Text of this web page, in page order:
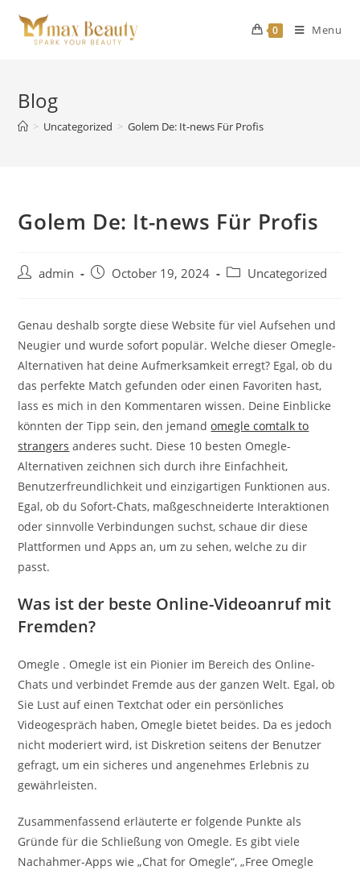
content
0 Menu
Blog
> Uncategorized > Golem De: It-news Für Profis
Golem De: It-news Für Profis
Postadmin
PostOctober 19, 2024
PostUncategorized
Genau deshalb sorgte diese Website für viel Aufsehen und
Neugier und wurde sofort populär. Welche dieser Omegle-
Alternativen hat deine Aufmerksamkeit erregt? Egal, ob du
das perfekte Match gefunden oder einen Favoriten hast,
lass es mich in den Kommentaren wissen. Deine Einblicke
könnten der Tipp sein, den jemandomegle comtalk to
strangers anderes sucht. Diese 10 besten Omegle-
Alternativen zeichnen sich durch ihre Einfachheit,
Benutzerfreundlichkeit und einzigartigen Funktionen aus.
Egal, ob du Sofort-Chats, maßgeschneiderte Interaktionen
oder sinnvolle Verbindungen suchst, schaue dir diese
Plattformen und Apps an, um zu sehen, welche zu dir
passt.
Was ist der beste Online-Videoanruf mit
Fremden?
Omegle . Omegle ist ein Pionier im Bereich des Online-
Chats und verbindet Fremde aus der ganzen Welt. Egal, ob
Sie Lust auf einen Textchat oder ein persönliches
Videogespräch haben, Omegle bietet beides. Da es jedoch
nicht moderiert wird, ist Diskretion seitens der Benutzer
gefragt, um ein sicheres und angenehmes Erlebnis zu
gewährleisten.
Zusammenfassend erläuterte er folgende Punkte als
Gründe für die Schließung von Omegle. Es gibt viele
Nachahmer-Apps wie „Chat for Omegle“, „Free Omegle